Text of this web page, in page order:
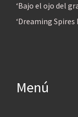
‘Bajo el ojo del
‘Dreaming
Menú